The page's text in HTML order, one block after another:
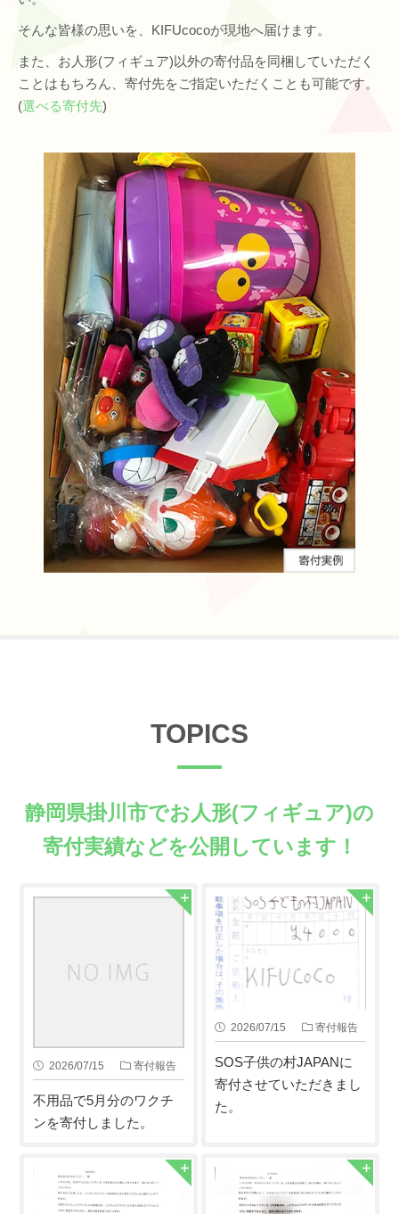
そんな皆様の思いを、KIFUcocoが現地へ届けます。
また、お人形(フィギュア)以外の寄付品を同梱していただく
ことはもちろん、寄付先をご指定いただくことも可能です。
(選べる寄付先)
TOPICS
静岡県掛川市でお人形(フィギュア)の
寄付実績などを公開しています！
2026/07/15 寄付報告
不用品で5月分のワクチ
ンを寄付しました。
2026/07/15 寄付報告
SOS子供の村JAPANに
寄付させていただきまし
た。